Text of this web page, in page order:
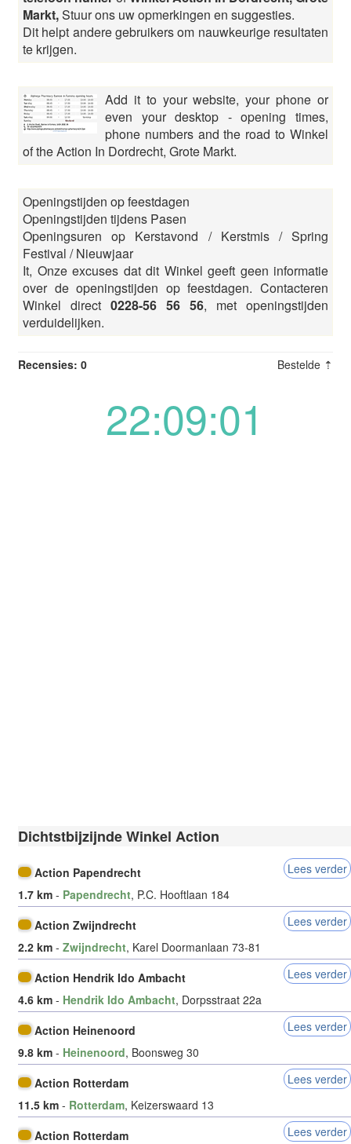
Markt,Stuur ons uw opmerkingen en suggesties.
Dit helpt andere gebruikers om nauwkeurige resultaten
te krijgen.
Add it to your website, your phone or
even your desktop - opening times,
phone numbers and the road to Winkel
of the Action In Dordrecht, Grote Markt.
Openingstijden op feestdagen
Openingstijden tijdens Pasen
Openingsuren op Kerstavond / Kerstmis / Spring
Festival / Nieuwjaar
It, Onze excuses dat dit Winkel geeft geen informatie
over de openingstijden op feestdagen. Contacteren
Winkel direct 0228-56 56 56, met openingstijden
verduidelijken.
Recensies: 0 Bestelde ⇡
22:09:01
Dichtstbijzijnde Winkel Action
Action Papendrecht
Lees verder
1.7 km - Papendrecht, P.C. Hooftlaan 184
Action Zwijndrecht
Lees verder
2.2 km - Zwijndrecht, Karel Doormanlaan 73-81
Action Hendrik Ido Ambacht
Lees verder
4.6 km - Hendrik Ido Ambacht, Dorpsstraat 22a
Action Heinenoord
Lees verder
9.8 km - Heinenoord, Boonsweg 30
Action Rotterdam
Lees verder
11.5 km - Rotterdam, Keizerswaard 13
Action Rotterdam
Lees verder